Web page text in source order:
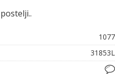
1077
31853L